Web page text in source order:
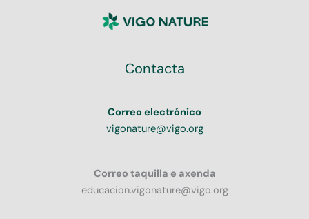
Contacta
Correo electrónico
vigonature@vigo.org
Correo taquilla e axenda
educacion.vigonature@vigo.org